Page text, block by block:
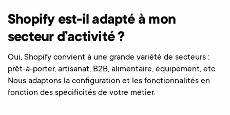
Shopify est-il adapté à mon
secteur d’activité ?
Oui, Shopify convient à une grande variété de secteurs :
prêt-à-porter, artisanat, B2B, alimentaire, équipement, etc.
Nous adaptons la configuration et les fonctionnalités en
fonction des spécificités de votre métier.